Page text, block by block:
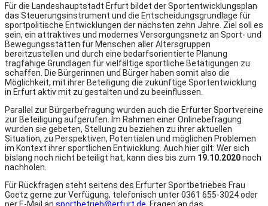
Für die Landeshauptstadt Erfurt bildet der Sportentwicklungsplan
das Steuerungsinstrument und die Entscheidungsgrundlage für
sportpolitische Entwicklungen der nächsten zehn Jahre. Ziel soll es
sein, ein attraktives und modernes Versorgungsnetz an Sport- und
Bewegungsstätten für Menschen aller Altersgruppen
bereitzustellen und durch eine bedarfsorientierte Planung
tragfähige Grundlagen für vielfältige sportliche Betätigungen zu
schaffen. Die Bürgerinnen und Bürger haben somit also die
Möglichkeit, mit ihrer Beteiligung die zukünftige Sportentwicklung
in Erfurt aktiv mit zu gestalten und zu beeinflussen.
Parallel zur Bürgerbefragung wurden auch die Erfurter Sportvereine
zur Beteiligung aufgerufen. Im Rahmen einer Onlinebefragung
wurden sie gebeten, Stellung zu beziehen zu ihrer aktuellen
Situation, zu Perspektiven, Potentialen und möglichen Problemen
im Kontext ihrer sportlichen Entwicklung. Auch hier gilt: Wer sich
bislang noch nicht beteiligt hat, kann dies bis zum 19.10.2020noch
nachholen.
Für Rückfragen steht seitens des Erfurter Sportbetriebes Frau
Goetz gerne zur Verfügung, telefonisch unter 0361 655-3024 oder
per E-Mail an sportbetrieb@erfurt.de . Fragen an das